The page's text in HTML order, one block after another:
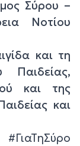
Σύρου –
Νοτίου
και τη
Παιδείας,
και της
και